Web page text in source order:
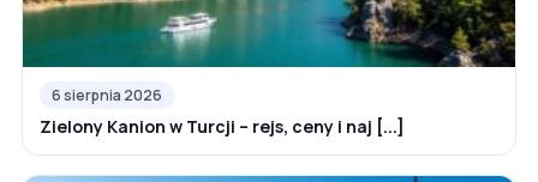
6 sierpnia 2026
Zielony Kanion w Turcji – rejs, ceny i naj [...]